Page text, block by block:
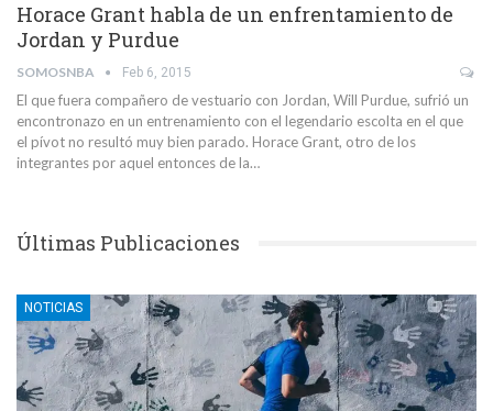
Horace Grant habla de un enfrentamiento de
Jordan y Purdue
SOMOSNBA Feb 6, 2015
El que fuera compañero de vestuario con Jordan, Will Purdue, sufrió un
encontronazo en un entrenamiento con el legendario escolta en el que
el pívot no resultó muy bien parado. Horace Grant, otro de los
integrantes por aquel entonces de la…
Últimas Publicaciones
NOTICIAS